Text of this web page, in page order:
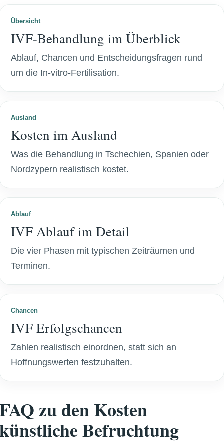
Übersicht
IVF-Behandlung im Überblick
Ablauf, Chancen und Entscheidungsfragen rund
um die In-vitro-Fertilisation.
Ausland
Kosten im Ausland
Was die Behandlung in Tschechien, Spanien oder
Nordzypern realistisch kostet.
Ablauf
IVF Ablauf im Detail
Die vier Phasen mit typischen Zeiträumen und
Terminen.
Chancen
IVF Erfolgschancen
Zahlen realistisch einordnen, statt sich an
Hoffnungswerten festzuhalten.
FAQ zu den Kosten
künstliche Befruchtung